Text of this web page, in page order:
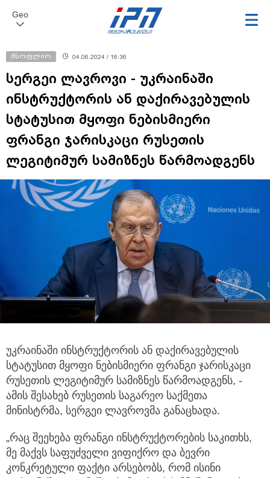
Geo
მსოფლიო 04.06.2024 / 16:36
სერგეი ლავროვი - უკრაინაში
ინსტრუქტორის ან დაქირავებულის
სტატუსით მყოფი ნებისმიერი
ფრანგი ჯარისკაცი რუსეთის
ლეგიტიმურ სამიზნეს წარმოადგენს
უკრაინაში ინსტრუქტორის ან დაქირავებულის
სტატუსით მყოფი ნებისმიერი ფრანგი ჯარისკაცი
რუსეთის ლეგიტიმურ სამიზნეს წარმოადგენს, -
ამის შესახებ რუსეთის საგარეო საქმეთა
მინისტრმა, სერგეი ლავროვმა განაცხადა.
„რაც შეეხება ფრანგი ინსტრუქტორების საკითხს,
მე მაქვს საფუძველი ვიფიქრო და ბევრი
კონკრეტული ფაქტი არსებობს, რომ ისინი